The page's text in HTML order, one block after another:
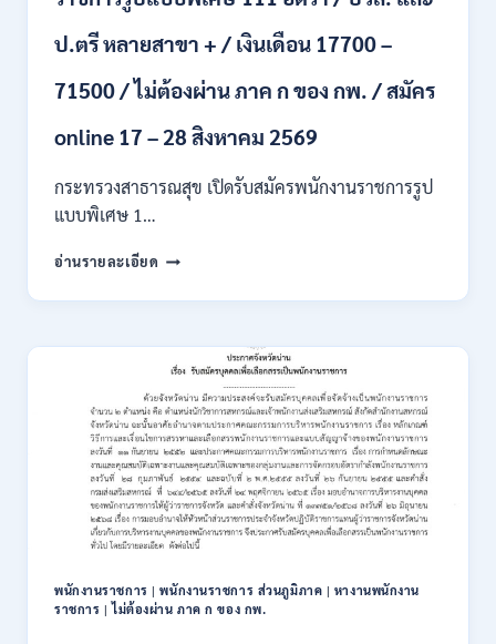
ใหม่
สมัคร
8
ป.ตรี หลายสาขา + / เงินเดือน 17700 –
71500 / ไม่ต้องผ่าน ภาค ก ของ กพ. / สมัคร
online 17 – 28 สิงหาคม 2569
กระทรวงสาธารณสุข เปิดรับสมัครพนักงานราชการรูป
แบบพิเศษ 1…
อ่านรายละเอียด กระทรวง
เปิด
สมัคร
พนักงาน
ราชการ
รูป
แบบ
พิเศษ
111
อัตรา
/
ปวส.
ป.ตรี
หลาย
พนักงานราชการ |พนักงานราชการ ส่วนภูมิภาค | หางานพนักงาน
ราชการ |ไม่ต้องผ่าน ภาค ก ของ กพ.